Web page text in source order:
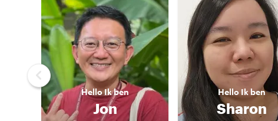
HelloIk ben
Jon
HelloIk ben
Sharon